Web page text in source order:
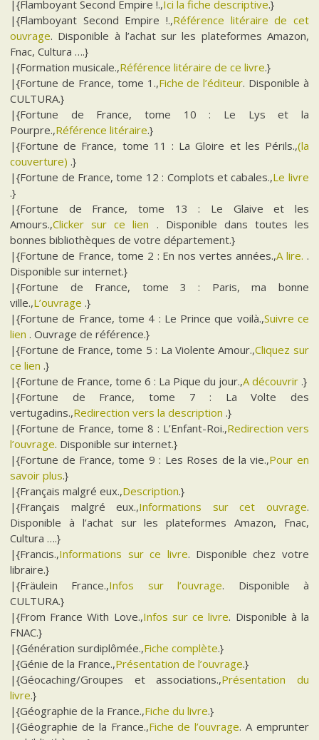
|{Flamboyant Second Empire !.,Ici la fiche descriptive.}
|{Flamboyant Second Empire !.,Référence litéraire de cet
ouvrage. Disponible à l’achat sur les plateformes Amazon,
Fnac, Cultura ….}
|{Formation musicale.,Référence litéraire de ce livre.}
|{Fortune de France, tome 1.,Fiche de l’éditeur. Disponible à
CULTURA.}
|{Fortune de France, tome 10 : Le Lys et la
Pourpre.,Référence litéraire.}
|{Fortune de France, tome 11 : La Gloire et les Périls.,(la
couverture) .}
|{Fortune de France, tome 12 : Complots et cabales.,Le livre
.}
|{Fortune de France, tome 13 : Le Glaive et les
Amours.,Clicker sur ce lien . Disponible dans toutes les
bonnes bibliothèques de votre département.}
|{Fortune de France, tome 2 : En nos vertes années.,A lire. .
Disponible sur internet.}
|{Fortune de France, tome 3 : Paris, ma bonne
ville.,L’ouvrage .}
|{Fortune de France, tome 4 : Le Prince que voilà.,Suivre ce
lien . Ouvrage de référence.}
|{Fortune de France, tome 5 : La Violente Amour.,Cliquez sur
ce lien .}
|{Fortune de France, tome 6 : La Pique du jour.,A découvrir .}
|{Fortune de France, tome 7 : La Volte des
vertugadins.,Redirection vers la description .}
|{Fortune de France, tome 8 : L’Enfant-Roi.,Redirection vers
l’ouvrage. Disponible sur internet.}
|{Fortune de France, tome 9 : Les Roses de la vie.,Pour en
savoir plus.}
|{Français malgré eux.,Description.}
|{Français malgré eux.,Informations sur cet ouvrage.
Disponible à l’achat sur les plateformes Amazon, Fnac,
Cultura ….}
|{Francis.,Informations sur ce livre. Disponible chez votre
libraire.}
|{Fräulein France.,Infos sur l’ouvrage. Disponible à
CULTURA.}
|{From France With Love.,Infos sur ce livre. Disponible à la
FNAC.}
|{Génération surdiplômée.,Fiche complète.}
|{Génie de la France.,Présentation de l’ouvrage.}
|{Géocaching/Groupes et associations.,Présentation du
livre.}
|{Géographie de la France.,Fiche du livre.}
|{Géographie de la France.,Fiche de l’ouvrage. A emprunter